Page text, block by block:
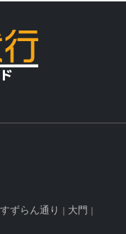
すずらん通り
大門